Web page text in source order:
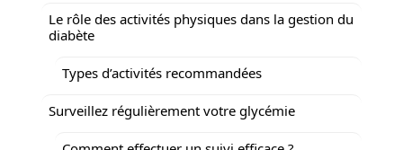
Le rôle des activités physiques dans la gestion du
diabète
Types d’activités recommandées
Surveillez régulièrement votre glycémie